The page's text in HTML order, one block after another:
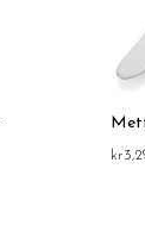
kr